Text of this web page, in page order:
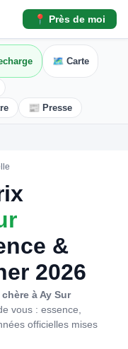
📍 Près de moi
🗺️ Carte
📰 Presse
&
2026
à Ay Sur
vous : essence,
officielles mises